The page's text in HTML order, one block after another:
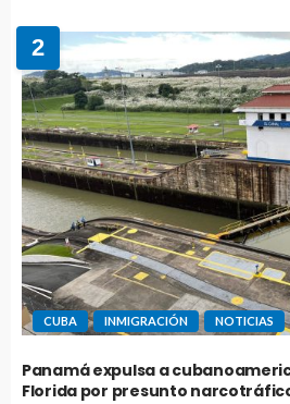
2
CUBA INMIGRACIÓN NOTICIAS
Panamá expulsa a
Florida por presunto